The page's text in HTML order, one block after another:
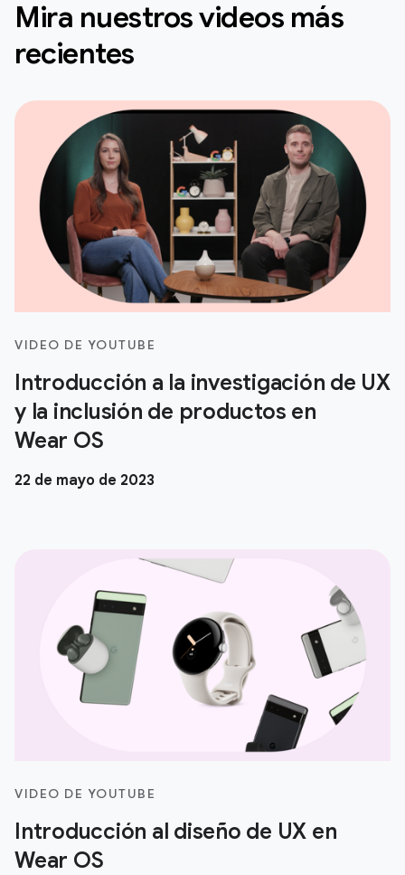
Mira nuestros videos más
recientes
VIDEO DE YOUTUBE
Introducción a la investigación de UX
y la inclusión de productos en
Wear OS
22 de mayo de 2023
VIDEO DE YOUTUBE
Introducción al diseño de UX en
Wear OS